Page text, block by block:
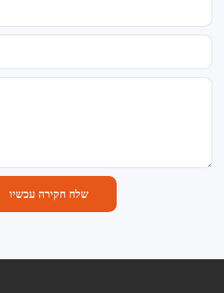
שלח חקירה עכשיו